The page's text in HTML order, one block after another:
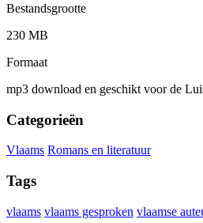
Bestandsgrootte
230 MB
Formaat
mp3 download en geschikt voor de
Categorieën
Vlaams Romans en literatuur
Tags
vlaams vlaams gesproken vlaamse